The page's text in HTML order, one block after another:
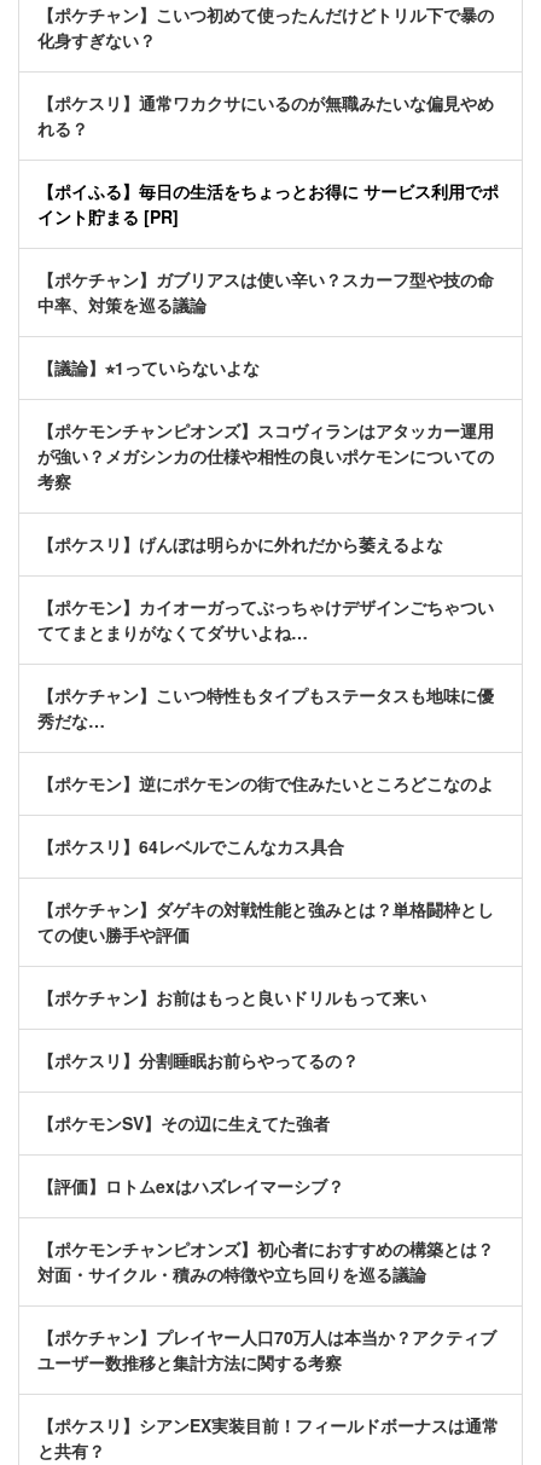
【ポケチャン】こいつ初めて使ったんだけどトリル下で暴の
化身すぎない？
【ポケスリ】通常ワカクサにいるのが無職みたいな偏見やめ
れる？
【ポイふる】毎日の生活をちょっとお得に サービス利用でポ
イント貯まる [PR]
【ポケチャン】ガブリアスは使い辛い？スカーフ型や技の命
中率、対策を巡る議論
【議論】⭐︎1っていらないよな
【ポケモンチャンピオンズ】スコヴィランはアタッカー運用
が強い？メガシンカの仕様や相性の良いポケモンについての
考察
【ポケスリ】げんぼは明らかに外れだから萎えるよな
【ポケモン】カイオーガってぶっちゃけデザインごちゃつい
ててまとまりがなくてダサいよね…
【ポケチャン】こいつ特性もタイプもステータスも地味に優
秀だな…
【ポケモン】逆にポケモンの街で住みたいところどこなのよ
【ポケスリ】64レベルでこんなカス具合
【ポケチャン】ダゲキの対戦性能と強みとは？単格闘枠とし
ての使い勝手や評価
【ポケチャン】お前はもっと良いドリルもって来い
【ポケスリ】分割睡眠お前らやってるの？
【ポケモンSV】その辺に生えてた強者
【評価】ロトムexはハズレイマーシブ？
【ポケモンチャンピオンズ】初心者におすすめの構築とは？
対面・サイクル・積みの特徴や立ち回りを巡る議論
【ポケチャン】プレイヤー人口70万人は本当か？アクティブ
ユーザー数推移と集計方法に関する考察
【ポケスリ】シアンEX実装目前！フィールドボーナスは通常
と共有？